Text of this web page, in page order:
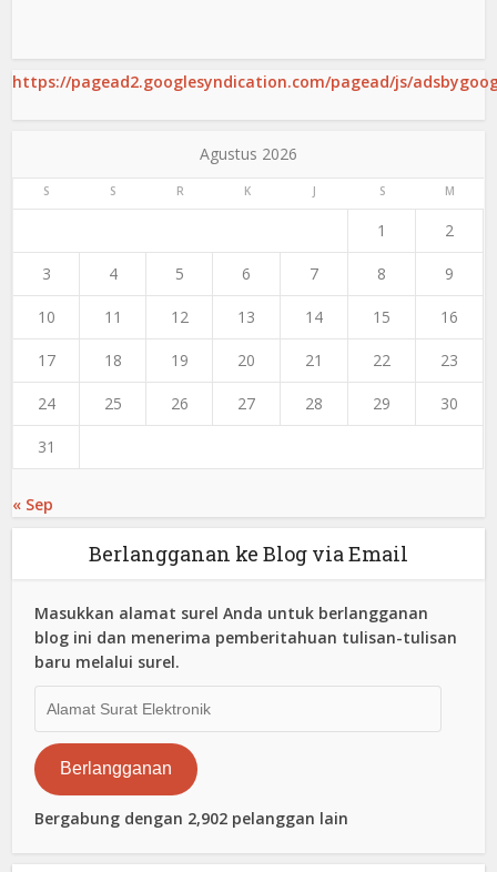
https://pagead2.googlesyndication.com/pagead/js/
Agustus 2026
S S R K J S M
1 2
3 4 5 6 7 8 9
10 11 12 13 14 15 16
17 18 19 20 21 22 23
24 25 26 27 28 29 30
31
« Sep
Berlangganan ke Blog via Email
Masukkan alamat surel Anda untuk berlangganan
blog ini dan menerima pemberitahuan tulisan-tulisan
baru melalui surel.
Surat
Elektronik
Berlangganan
Bergabung dengan 2,902 pelanggan lain